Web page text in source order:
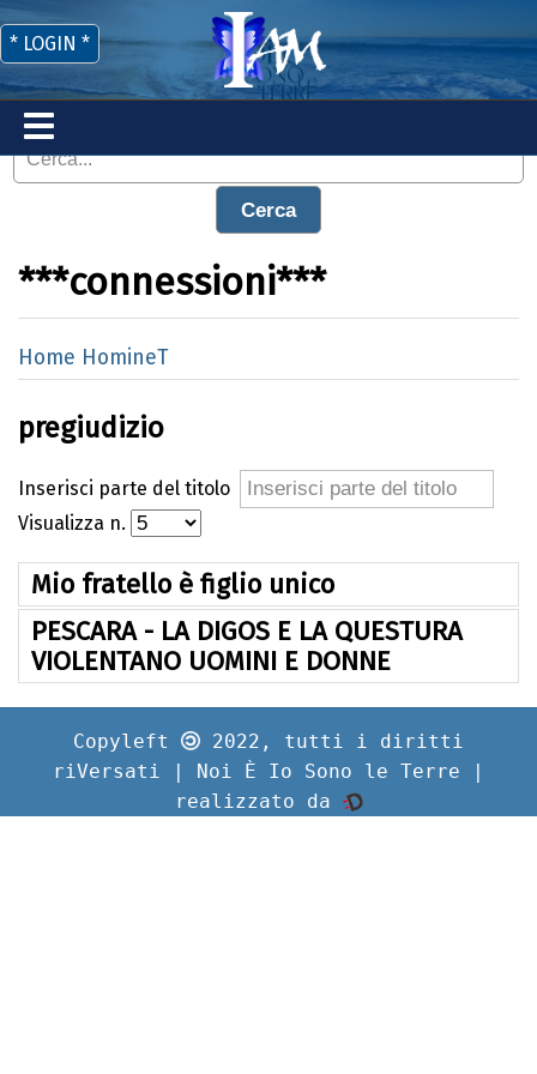
Cerca
* LOGIN *
***connessioni***
Home HomineT
pregiudizio
Inserisci parte del titolo
Visualizza n.
Mio fratello è figlio unico
PESCARA - LA DIGOS E LA QUESTURA
VIOLENTANO UOMINI E DONNE
Copyleft
2022, tutti i diritti
riVersati | Noi È Io Sono le Terre |
realizzato da